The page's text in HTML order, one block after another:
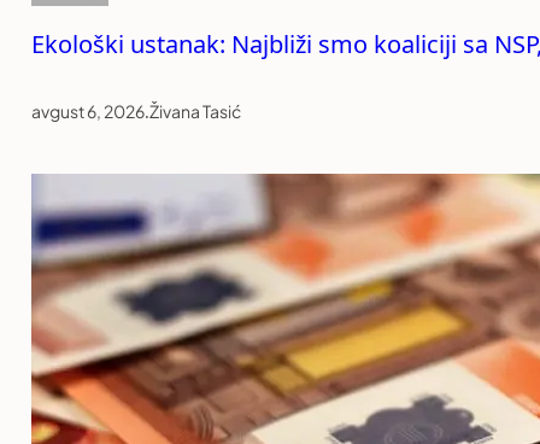
Ekološki ustanak: Najbliži smo koaliciji sa
avgust 6, 2026.Živana Tasić